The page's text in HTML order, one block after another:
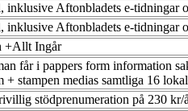
Aftonbladets e-tidningar
Aftonbladets e-tidningar
+Allt Ingår
får i pappers form information
stampen medias samtliga 16
stödprenumeration på 230 kr/